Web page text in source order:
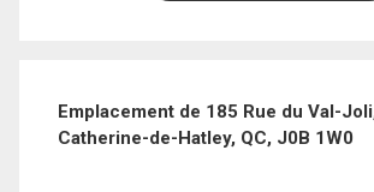
Emplacement de 185 Rue du Val-
Catherine-de-Hatley, QC, J0B 1W0